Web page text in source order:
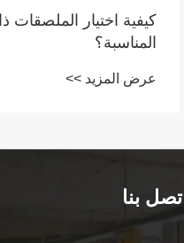
كيفية اختيار الملصقات
المناسبة؟
عرض المزيد >>
اتصل بنا